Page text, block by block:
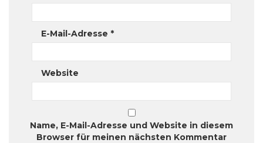
E-Mail-Adresse *
Website
Name, E-Mail-Adresse und Website in diesem
Browser für meinen nächsten Kommentar